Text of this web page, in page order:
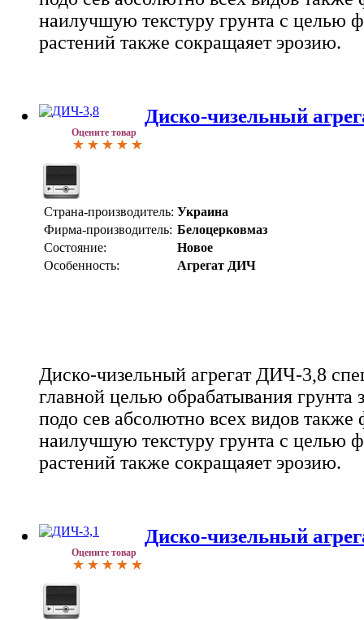
наилучшую текстуру грунта с целью
растений также сокращаяет эрозию.
Оцените товар
Диско-чизельный
Страна-производитель: Украина
Фирма-производитель: Белоцерковмаз
Состояние:
Новое
Особенность:
Агрегат ДИЧ
Диско-чизельный агрегат ДИЧ-3,8
главной целью обрабатывания грунта
подо сев абсолютно всех видов также
наилучшую текстуру грунта с целью
растений также сокращаяет эрозию.
Оцените товар
Диско-чизельный